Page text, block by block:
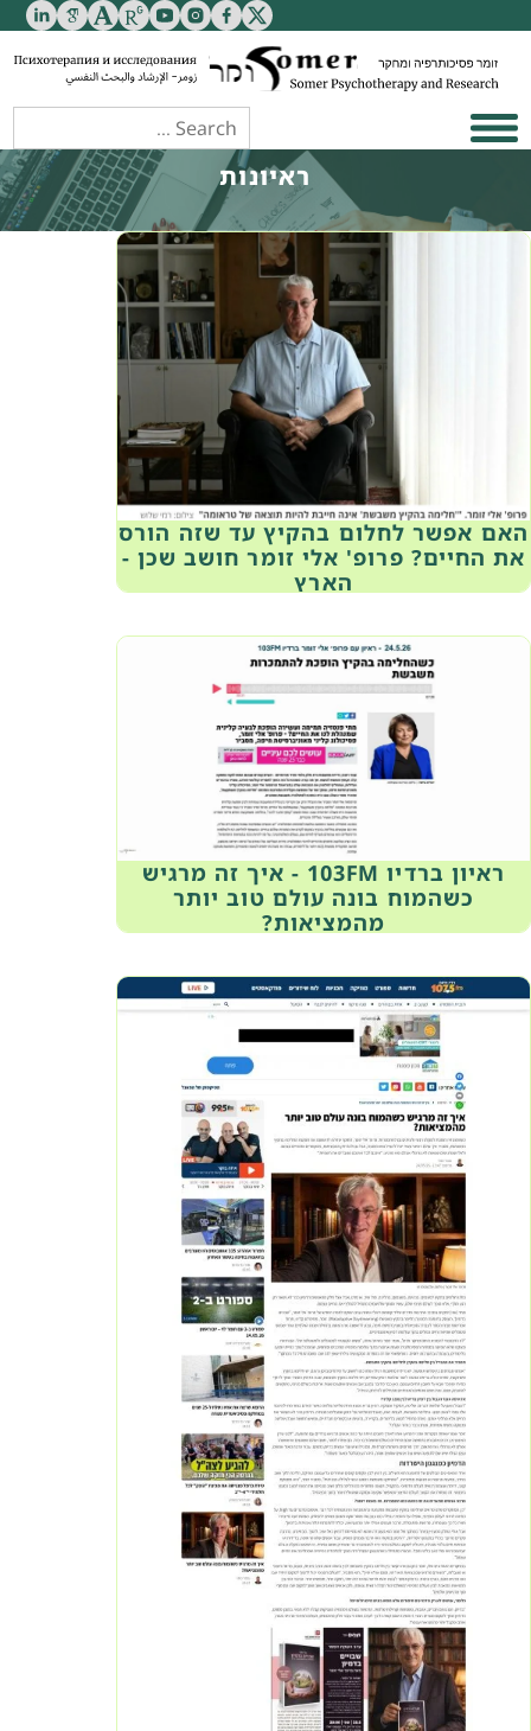
ראיונות
האם אפשר לחלום בהקיץ עד שזה הורס
את החיים? פרופ' אלי זומר חושב שכן -
הארץ
ראיון ברדיו 103FM - איך זה מרגיש
כשהמוח בונה עולם טוב יותר
מהמציאות?